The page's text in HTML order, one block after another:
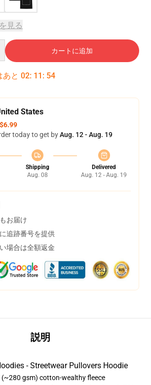
見る
カートに追加
あと 02: 11 : 53
States
$6.99
today to get byAug. 12 - Aug. 19
Shipping
Aug. 08
Delivered
Aug. 12 - Aug. 19
お届け
追跡番号を提供
場合は全額返金
説明
- Streetwear Pullovers Hoodie
gsm) cotton-wealthy fleece